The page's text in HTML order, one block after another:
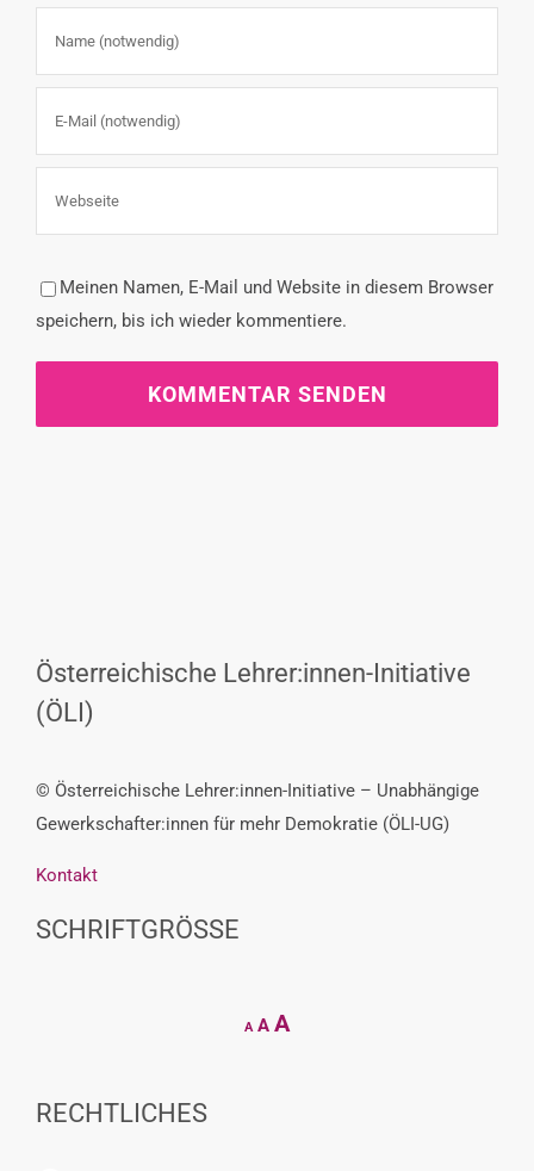
Meinen Namen, E-Mail und Website in diesem Browser
speichern, bis ich wieder kommentiere.
Österreichische Lehrer:innen-Initiative
(ÖLI)
© Österreichische Lehrer:innen-Initiative – Unabhängige
Gewerkschafter:innen für mehr Demokratie (ÖLI-UG)
Kontakt
SCHRIFTGRÖSSE
A
Decrease
font
A Reset
AIncrease
RECHTLICHES